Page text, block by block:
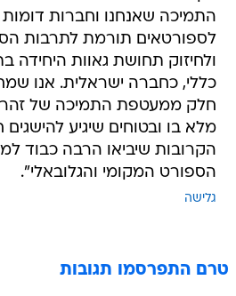
התמיכה שאנחנו וחברות דומות
לספורטאים תורמת לתרבות
ולחיזוק תחושת גאוות היחידה
כללי, כחברה ישראלית. אנו
חלק ממעטפת התמיכה של זהר
מלא בו ובטוחים שיגיע
הקרובות שיביאו הרבה כבוד
הספורט המקומי והגלובאלי".
גלישה
טרם התפרסמו תגובות